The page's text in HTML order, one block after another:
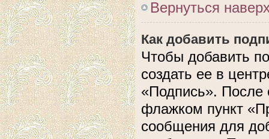
Вернуться
Как добавить
Чтобы добавить
создать ее в
«Подпись». После
флажком пункт
сообщения для